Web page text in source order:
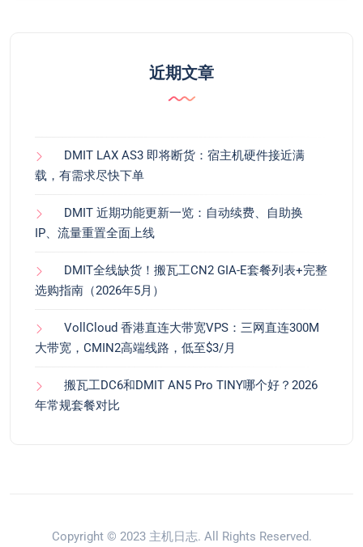
近期文章
DMIT LAX AS3 即将断货：宿主机硬件接近满
载，有需求尽快下单
DMIT 近期功能更新一览：自动续费、自助换
IP、流量重置全面上线
DMIT全线缺货！搬瓦工CN2 GIA-E套餐列表+完整
选购指南（2026年5月）
VollCloud 香港直连大带宽VPS：三网直连300M
大带宽，CMIN2高端线路，低至$3/月
搬瓦工DC6和DMIT AN5 Pro TINY哪个好？2026
年常规套餐对比
Copyright © 2023 主机日志. All Rights Reserved.